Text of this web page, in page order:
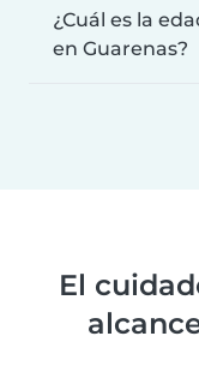
¿Cuál es la
en Guarenas?
El